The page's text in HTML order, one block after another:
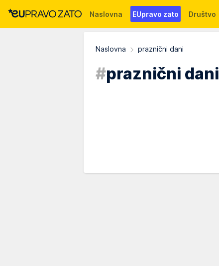
Naslovna EUpravo zato Društvo
Naslovna
praznični dani
#praznični dani